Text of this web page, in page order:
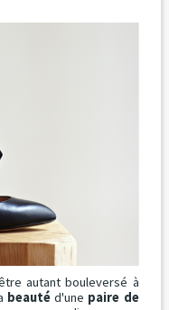
autant bouleversé à
beautéd'une paire de